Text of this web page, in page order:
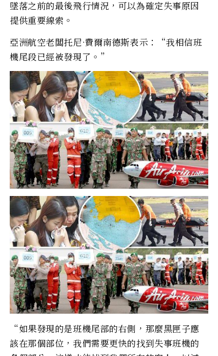
墜落之前的最後飛行情況，可以為確定失事原因
提供重要線索。
亞洲航空老闆托尼·費爾南德斯表示：“我相信班
機尾段已經被發現了。”
“如果發現的是班機尾部的右側，那麼黑匣子應
該在那個部位，我們需要更快的找到失事班機的